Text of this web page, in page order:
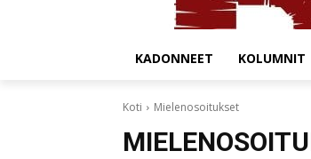
KADONNEET KOLUMNIT
Koti Mielenosoitukset